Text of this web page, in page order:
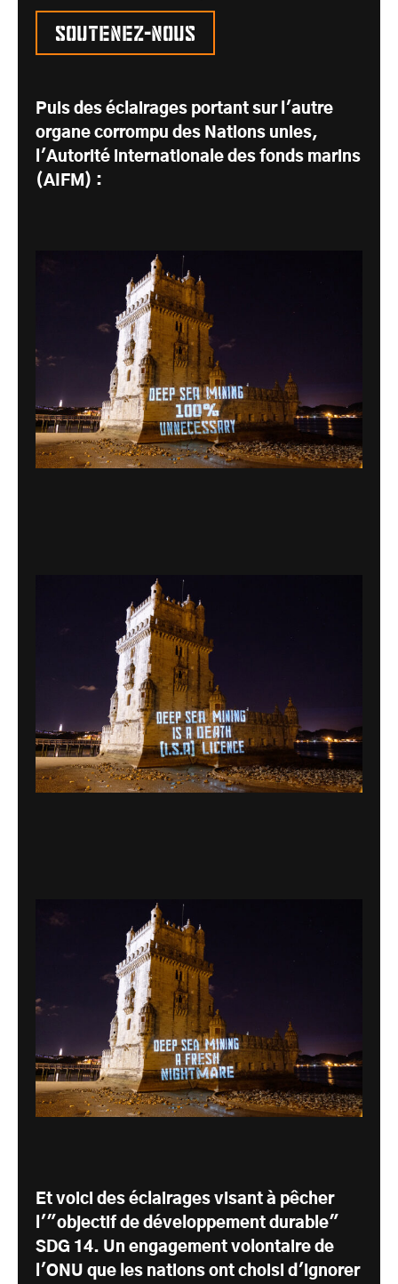
Soutenez-nous
Puis des éclairages portant sur l'autre
organe corrompu des Nations unies,
l'Autorité internationale des fonds marins
(AIFM) :
Et voici des éclairages visant à pêcher
l'"objectif de développement durable"
SDG 14. Un engagement volontaire de
l'ONU que les nations ont choisi d'ignorer